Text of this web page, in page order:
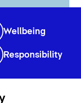
Wellbeing
Responsibility